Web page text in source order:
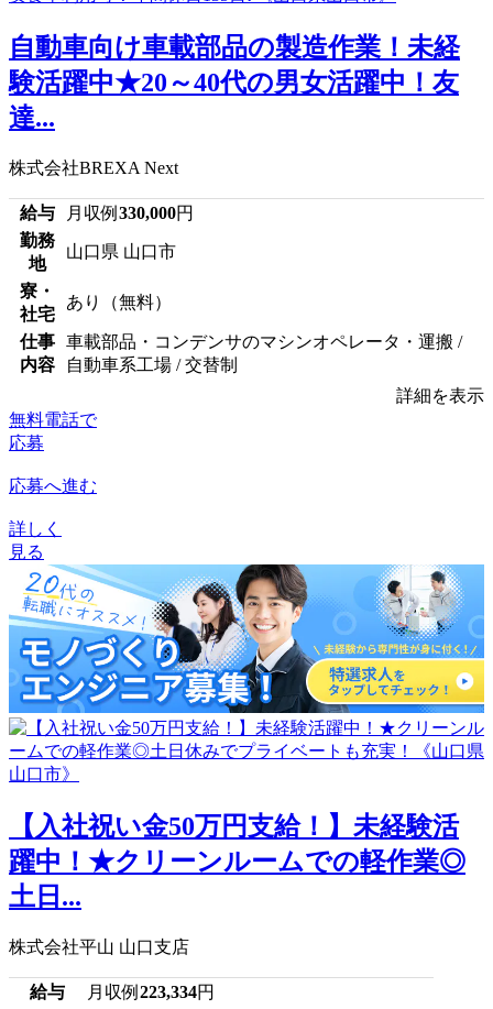
自動車向け車載部品の製造作業！未経
験活躍中★20～40代の男女活躍中！友
達...
株式会社BREXA Next
給与 月収例 330,000円
勤務
地
山口県 山口市
寮・
社宅
あり（無料）
仕事
内容
車載部品・コンデンサのマシンオペレータ・運搬 /
自動車系工場 / 交替制
詳細を表示
無料電話で
応募
応募へ進む
詳しく
見る
【入社祝い金50万円支給！】未経験活
躍中！★クリーンルームでの軽作業◎
土日...
株式会社平山 山口支店
給与 月収例 223,334円